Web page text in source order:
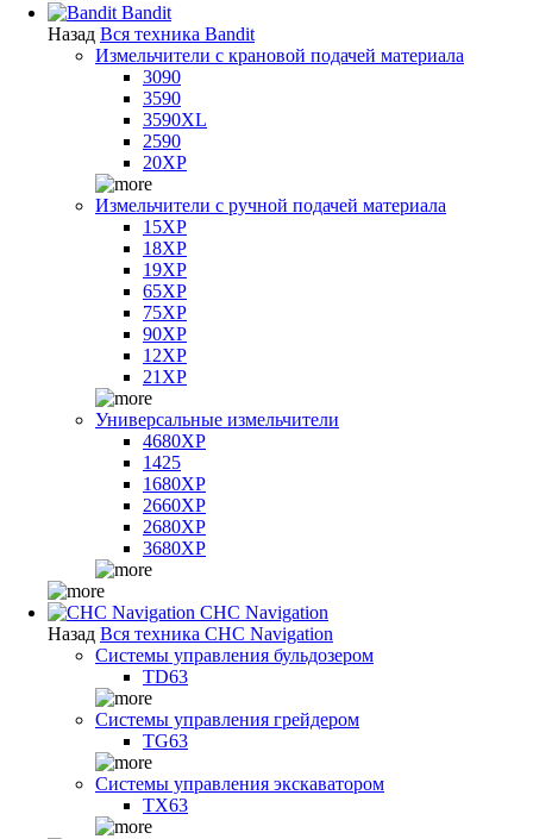
Bandit
Назад Вся техника Bandit
Измельчители с крановой подачей материала
3090
3590
3590XL
2590
20XP
Измельчители с ручной подачей материала
15XP
18XP
19XP
65XP
75XP
90XP
12XP
21XP
Универсальные измельчители
4680XP
1425
1680XP
2660XP
2680XP
3680XP
CHC Navigation
Назад Вся техника CHC Navigation
Системы управления бульдозером
TD63
Системы управления грейдером
TG63
Системы управления экскаватором
TX63